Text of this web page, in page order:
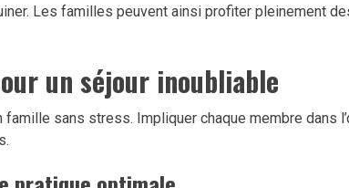
Les familles peuvent ainsi profiter pleinement
un séjour inoubliable
famille sans stress. Impliquer chaque membre dans